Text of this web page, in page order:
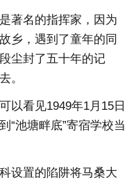
著名的指挥家，因为
乡，遇到了童年的同
尘封了五十年的记
。
以看见1949年1月15日
“池塘畔底”寄宿学校当
设置的陷阱将马桑大